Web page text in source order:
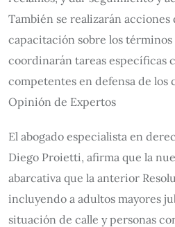
También se realizarán
capacitación sobre los
coordinarán tareas específicas
competentes en defensa de los
Opinión de Expertos
El abogado especialista en
Diego Proietti, afirma que la
abarcativa que la anterior
incluyendo a adultos mayores
situación de calle y personas